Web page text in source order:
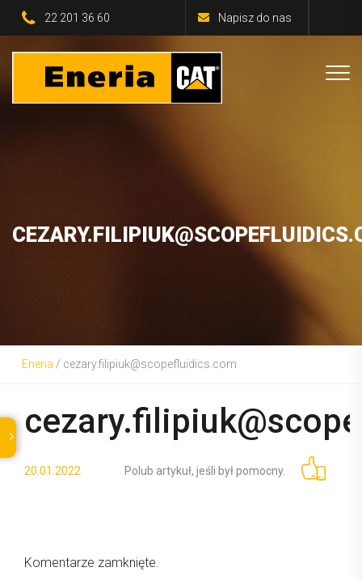
22 201 36 60 Napisz do nas
Eneria / cezary.filipiuk@scopefluidics.com
20.01.2022 Polub artykuł, jeśli był pomocny.
Komentarze zamknięte.